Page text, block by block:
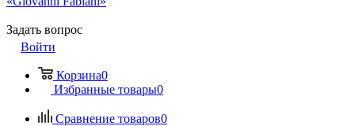
Задать вопрос
Войти
Корзина0
Избранные товары0
Сравнение товаров0